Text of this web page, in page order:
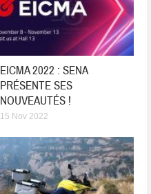
EICMA 2022 : SENA
PRÉSENTE SES
NOUVEAUTÉS !
15 Nov 2022